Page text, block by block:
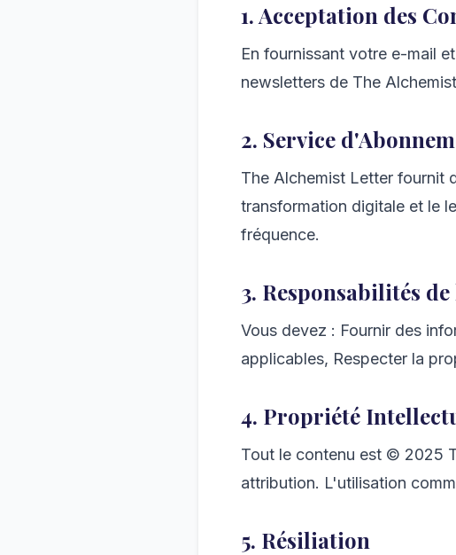
1. Acceptation des
En fournissant votre e-mail
newsletters de The
2. Service
The Alchemist Letter fournit
transformation digitale et le
fréquence.
3. Responsabilités
Vous devez : Fournir des
applicables, Respecter la
4. Propriété
Tout le contenu est © 2025
attribution. L'utilisation
5. Résiliation